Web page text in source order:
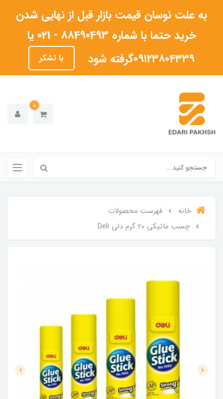
به علت نوسان قیمت بازار قبل از نهایی شدن
خرید حتما با شماره 88490493 - 021 یا
۰۹۱۲۳۸۰۴۳۳۹گرفته شود
با تشکر
0
خانه
فهرست محصولات
چسب ماتيکی 20 گرم دلی Deli